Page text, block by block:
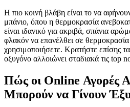
Η πιο κοινή βλάβη είναι το να
μπάνιο, όπου η θερμοκρασία
είναι ιδανικό για ακριβά, σπάνια
φλακόν να επανέλθει σε
χρησιμοποιήσετε. Κρατήστε επίσης
οξυγόνο αλλοιώνει σταδιακά τις top
Πώς οι Online Αγορές
Μπορούν να Γίνουν